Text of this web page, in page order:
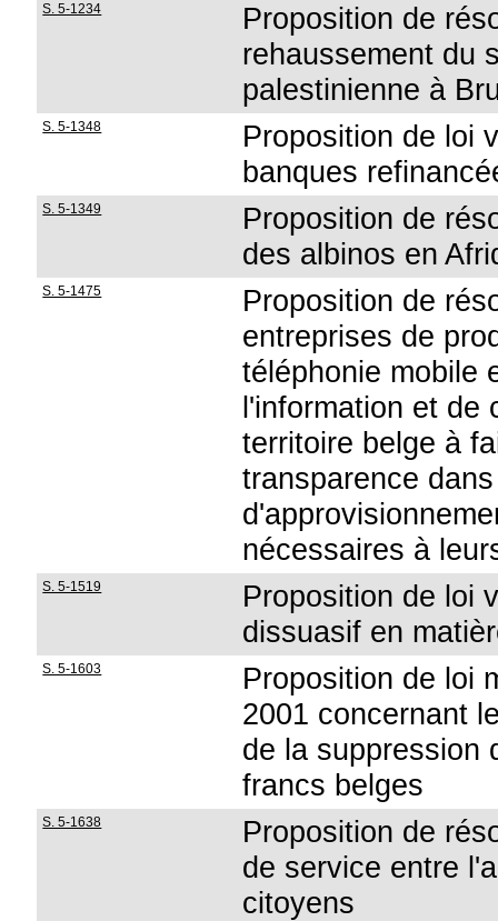
S. 5-1234
Proposition de
rehaussement du
palestinienne à
S. 5-1348
Proposition de loi
banques
S. 5-1349
Proposition de
des albinos en
S. 5-1475
Proposition de
entreprises de
téléphonie mobile
l'information et de
territoire belge à
transparence
nécessaires à
S. 5-1519
Proposition de loi
dissuasif en
S. 5-1603
Proposition de loi
2001 concernant
de la suppression
francs belges
S. 5-1638
Proposition de
de service entre
citoyens